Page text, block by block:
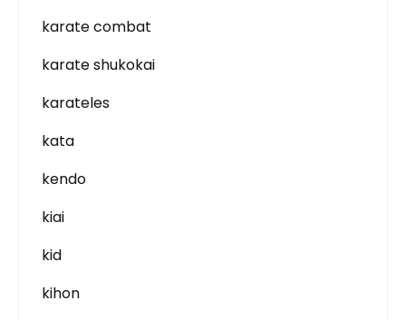
karate combat
karate shukokai
karateles
kata
kendo
kiai
kid
kihon